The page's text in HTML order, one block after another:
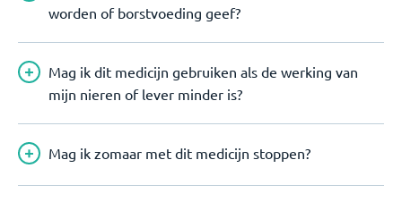
worden of borstvoeding geef?
Mag ik dit medicijn gebruiken als de werking van
mijn nieren of lever minder is?
Mag ik zomaar met dit medicijn stoppen?